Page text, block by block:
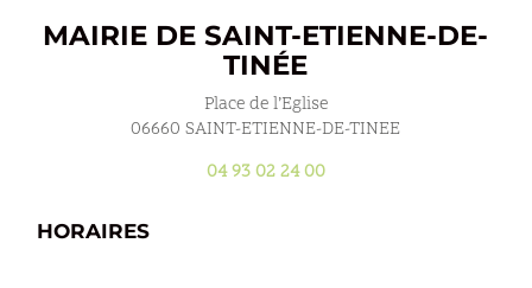
MAIRIE DE SAINT-ETIENNE-DE-
TINÉE
Place de l’Eglise
06660 SAINT-ETIENNE-DE-TINEE
04 93 02 24 00
HORAIRES